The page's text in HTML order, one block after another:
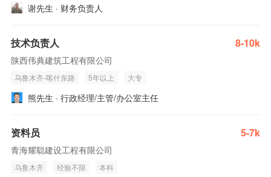
谢先生 · 财务负责人
技术负责人 8-10k
陕西伟典建筑工程有限公司
乌鲁木齐-喀什东路 5年以上 大专
熊先生 · 行政经理/主管/办公室主任
资料员 5-7k
青海耀聪建设工程有限公司
乌鲁木齐 经验不限 本科